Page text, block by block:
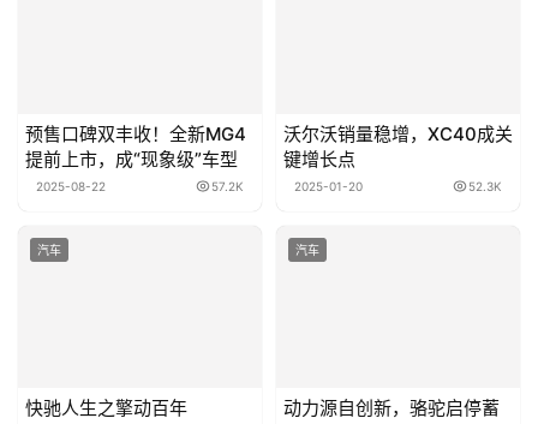
预售口碑双丰收！全新MG4
提前上市，成“现象级”车型
2025-08-22 57.2K
沃尔沃销量稳增，XC40成关
键增长点
2025-01-20 52.3K
汽车
快驰人生之擎动百年
汽车
动力源自创新，骆驼启停蓄